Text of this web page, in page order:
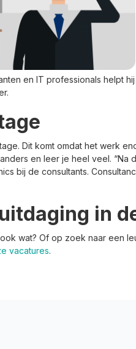
en IT professionals helpt hij
Dit komt omdat het werk
en leer je heel veel. “Na
bij de consultants.
in
wat? Of op zoek naar een
vacatures.